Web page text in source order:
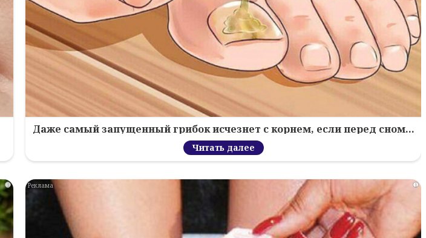
Даже самый запущенный грибок исчезнет с корнем, если перед сном…
Читать далее
i i